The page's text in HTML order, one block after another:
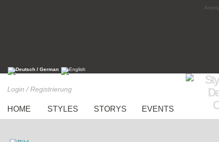
Login / Registrierung
HOME STYLES STORYS EVENTS